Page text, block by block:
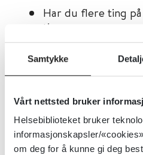
Samtykke
Vårt nettsted bruker
Helsebiblioteket bruker
informasjonskapsler/
om deg for å kunne gi deg
Har du flere ting
ting om gangen
skriv en spade og
Bokmålsordboka/
Unngå spesialtegn
Unngå forkortelser